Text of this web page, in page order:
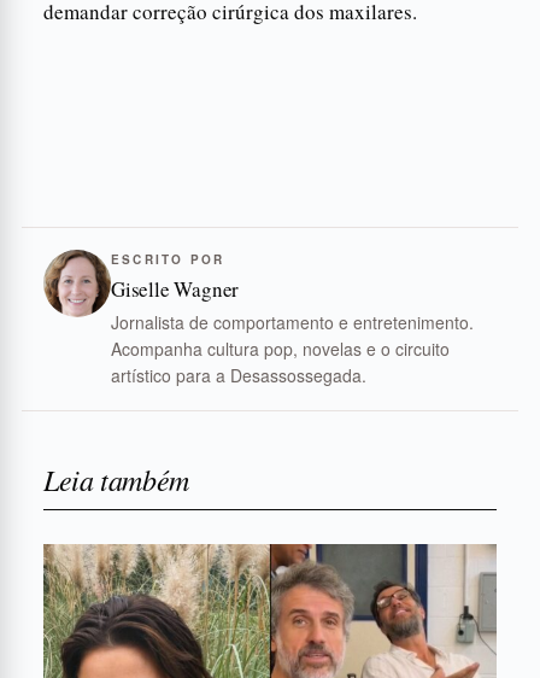
demandar correção cirúrgica dos maxilares.
ESCRITO POR
Giselle Wagner
Jornalista de comportamento e entretenimento.
Acompanha cultura pop, novelas e o circuito
artístico para a Desassossegada.
Leia também